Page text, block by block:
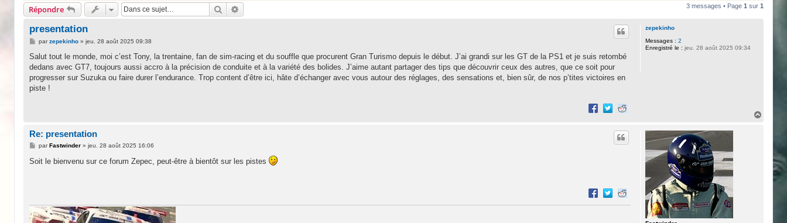
Répondre Rechercher 3 messages • Page 1 sur 1
zepekinho
Messages : 2
Enregistré le : jeu. 28 août 2025 09:34
presentation
M
s
a
g
parzepekinho »jeu. 28 août 2025 09:38
Salut tout le monde, moi c’est Tony, la trentaine, fan de sim-racing et du souffle que procurent Gran Turismo depuis le début. J’ai grandi sur les GT de la PS1 et je suis retombé
dedans avec GT7, toujours aussi accro à la précision de conduite et à la variété des bolides. J’aime autant partager des tips que découvrir ceux des autres, que ce soit pour
progresser sur Suzuka ou faire durer l’endurance. Trop content d’être ici, hâte d’échanger avec vous autour des réglages, des sensations et, bien sûr, de nos p’tites victoires en
piste !
Re: presentation
M
s
s
parFastwinder »jeu. 28 août 2025 16:06
Soit le bienvenu sur ce forum Zepec, peut-être à bientôt sur les pistes